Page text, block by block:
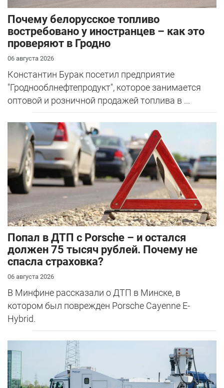
Почему белорусское топливо
востребовано у иностранцев – как это
проверяют в Гродно
06 августа 2026
Константин Бурак посетил предприятие
"Гроднооблнефтепродукт", которое занимается
оптовой и розничной продажей топлива в ...
​Попал в ДТП с Porsche – и остался
должен 75 тысяч рублей. Почему не
спасла страховка?
06 августа 2026
В Минфине рассказали о ДТП в Минске, в
котором был поврежден Porsche Cayenne E-
Hybrid.